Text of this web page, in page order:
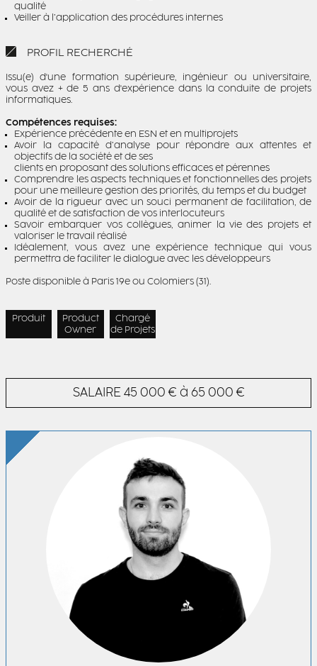
qualité
Veiller à l’application des procédures internes
PROFIL RECHERCHÉ
Issu(e) d'une formation supérieure, ingénieur ou universitaire,
vous avez + de 5 ans d'expérience dans la conduite de projets
informatiques.
Compétences requises:
Expérience précédente en ESN et en multiprojets
Avoir la capacité d’analyse pour répondre aux attentes et
objectifs de la société et de ses
clients en proposant des solutions efficaces et pérennes
Comprendre les aspects techniques et fonctionnelles des projets
pour une meilleure gestion des priorités, du temps et du budget
Avoir de la rigueur avec un souci permanent de facilitation, de
qualité et de satisfaction de vos interlocuteurs
Savoir embarquer vos collègues, animer la vie des projets et
valoriser le travail réalisé
Idéalement, vous avez une expérience technique qui vous
permettra de faciliter le dialogue avec les développeurs
Poste disponible à Paris 19e ou Colomiers (31).
Produit
Product
Owner
Chargé
de Projets
SALAIRE 45 000 € à 65 000 €